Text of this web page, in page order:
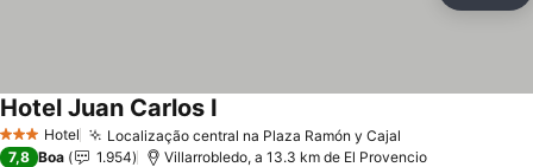
3 EstrelasHotel Localização central na Plaza Ramón y Cajal
Hotel Juan Carlos I
7,8 Boa 1.954 Villarrobledo, a 13.3 km de El Provencio